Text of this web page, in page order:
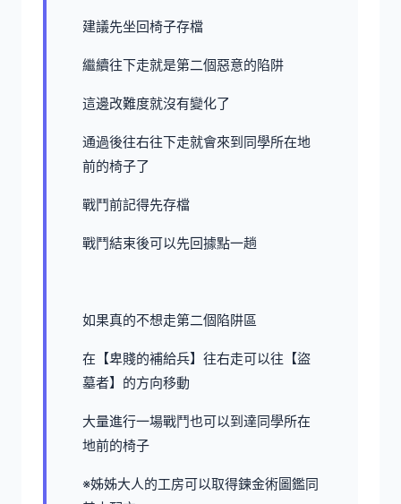
建議先坐回椅子存檔
繼續往下走就是第二個惡意的陷阱
這邊改難度就沒有變化了
通過後往右往下走就會來到同學所在地
前的椅子了
戰鬥前記得先存檔
戰鬥結束後可以先回據點一趟
如果真的不想走第二個陷阱區
在【卑賤的補給兵】往右走可以往【盜
墓者】的方向移動
大量進行一場戰鬥也可以到達同學所在
地前的椅子
※姊姊大人的工房可以取得鍊金術圖鑑同